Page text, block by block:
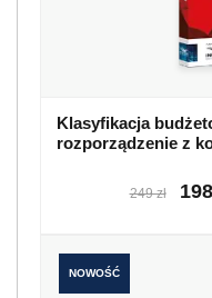
Klasyfikacja
rozporządzenie z
249 zł
NOWOŚĆ